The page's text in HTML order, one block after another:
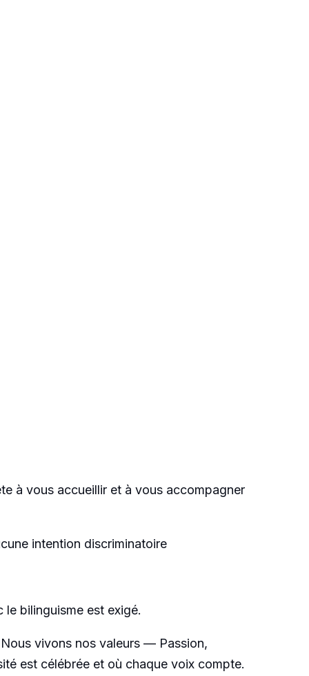
à vous accueillir et à vous accompagner
intention discriminatoire
bilinguisme est exigé.
vivons nos valeurs — Passion,
est célébrée et où chaque voix compte.